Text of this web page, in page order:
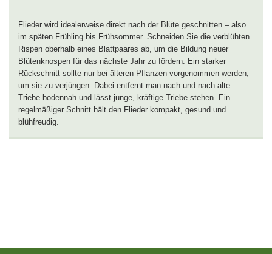
Flieder wird idealerweise direkt nach der Blüte geschnitten – also
im späten Frühling bis Frühsommer. Schneiden Sie die verblühten
Rispen oberhalb eines Blattpaares ab, um die Bildung neuer
Blütenknospen für das nächste Jahr zu fördern. Ein starker
Rückschnitt sollte nur bei älteren Pflanzen vorgenommen werden,
um sie zu verjüngen. Dabei entfernt man nach und nach alte
Triebe bodennah und lässt junge, kräftige Triebe stehen. Ein
regelmäßiger Schnitt hält den Flieder kompakt, gesund und
blühfreudig.